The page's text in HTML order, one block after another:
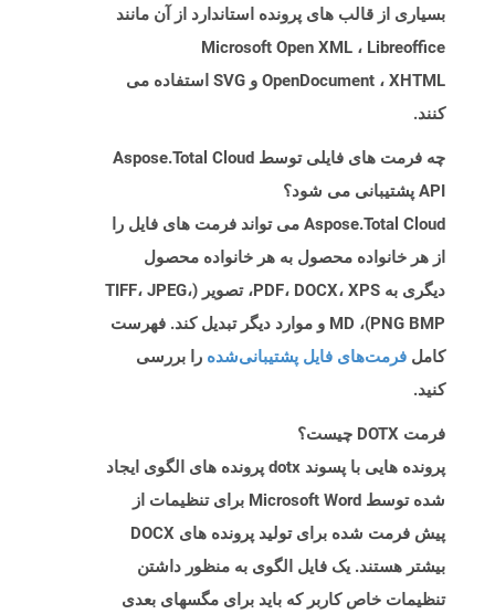
بسیاری از قالب های پرونده استاندارد از آن مانند
Microsoft Open XML ، Libreoffice
OpenDocument ، XHTML و SVG استفاده می
کنند.
چه فرمت های فایلی توسط Aspose.Total Cloud
API پشتیبانی می شود؟
Aspose.Total Cloud می تواند فرمت های فایل را
از هر خانواده محصول به هر خانواده محصول
دیگری به PDF، DOCX، XPS، تصویر (TIFF، JPEG،
PNG BMP)، MD و موارد دیگر تبدیل کند. فهرست
کامل فرمت‌های فایل پشتیبانی‌شده را بررسی
کنید.
فرمت DOTX چیست؟
پرونده هایی با پسوند dotx پرونده های الگوی ایجاد
شده توسط Microsoft Word برای تنظیمات از
پیش فرمت شده برای تولید پرونده های DOCX
بیشتر هستند. یک فایل الگوی به منظور داشتن
تنظیمات خاص کاربر که باید برای مگسهای بعدی